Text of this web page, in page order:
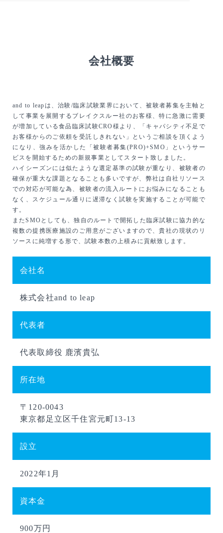
会社概要
and to leapは、治験/臨床試験業界において、被験者募集を主軸と
して事業を展開するブレイクスルー社のお客様、特に急激に需要
が増加している食品臨床試験CRO様より、「キャパシティ不足で
お客様からのご依頼を受託しきれない」というご相談を頂くよう
になり、強みを活かした「被験者募集(PRO)+SMO」というサー
ビスを開始するための新規事業としてスタート致しました。
ハイシーズンには似たような選定基準の試験が重なり、被験者の
確保が重大な課題となることも多いですが、弊社は自社リソース
での対応が可能な為、被験者の流入ルートにお悩みになることも
なく、スケジュール通りに遅滞なく試験を実施することが可能で
す。
またSMOとしても、独自のルートで開拓した臨床試験に協力的な
複数の提携医療施設のご用意がございますので、貴社の現状のリ
ソースに純増する形で、試験本数の上積みに貢献致します。
会社名
株式会社and to leap
代表者
代表取締役 鹿濱貴弘
所在地
〒120-0043
東京都足立区千住宮元町13-13
設立
2022年1月
資本金
900万円